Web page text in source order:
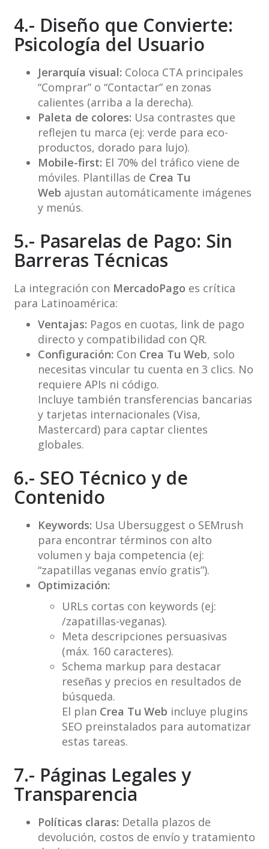
4.- Diseño que Convierte:
Psicología del Usuario
Jerarquía visual: Coloca CTA principales
“Comprar” o “Contactar” en zonas
calientes (arriba a la derecha).
Paleta de colores: Usa contrastes que
reflejen tu marca (ej: verde para eco-
productos, dorado para lujo).
Mobile-first: El 70% del tráfico viene de
móviles. Plantillas de Crea Tu
Web ajustan automáticamente imágenes
y menús.
5.- Pasarelas de Pago: Sin
Barreras Técnicas
La integración con MercadoPago es crítica
para Latinoamérica:
Ventajas: Pagos en cuotas, link de pago
directo y compatibilidad con QR.
Configuración: Con Crea Tu Web, solo
necesitas vincular tu cuenta en 3 clics. No
requiere APIs ni código.
Incluye también transferencias bancarias
y tarjetas internacionales (Visa,
Mastercard) para captar clientes
globales.
6.- SEO Técnico y de
Contenido
Keywords: Usa Ubersuggest o SEMrush
para encontrar términos con alto
volumen y baja competencia (ej:
“zapatillas veganas envío gratis”).
Optimización:
URLs cortas con keywords (ej:
/zapatillas-veganas).
Meta descripciones persuasivas
(máx. 160 caracteres).
Schema markup para destacar
reseñas y precios en resultados de
búsqueda.
El plan Crea Tu Web incluye plugins
SEO preinstalados para automatizar
estas tareas.
7.- Páginas Legales y
Transparencia
Políticas claras: Detalla plazos de
devolución, costos de envío y tratamiento